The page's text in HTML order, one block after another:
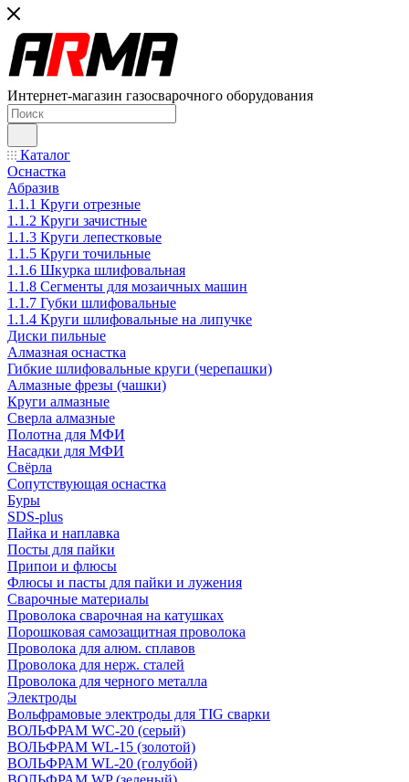
Интернет-магазин газосварочного оборудования
Каталог
Оснастка
Абразив
1.1.1 Круги отрезные
1.1.2 Круги зачистные
1.1.3 Круги лепестковые
1.1.5 Круги точильные
1.1.6 Шкурка шлифовальная
1.1.8 Сегменты для мозаичных машин
1.1.7 Губки шлифовальные
1.1.4 Круги шлифовальные на липучке
Диски пильные
Алмазная оснастка
Гибкие шлифовальные круги (черепашки)
Алмазные фрезы (чашки)
Круги алмазные
Сверла алмазные
Полотна для МФИ
Насадки для МФИ
Свёрла
Сопутствующая оснастка
Буры
SDS-plus
Пайка и наплавка
Посты для пайки
Припои и флюсы
Флюсы и пасты для пайки и лужения
Сварочные материалы
Проволока сварочная на катушках
Порошковая самозащитная проволока
Проволока для алюм. сплавов
Проволока для нерж. сталей
Проволока для черного металла
Электроды
Вольфрамовые электроды для TIG сварки
ВОЛЬФРАМ WC-20 (серый)
ВОЛЬФРАМ WL-15 (золотой)
ВОЛЬФРАМ WL-20 (голубой)